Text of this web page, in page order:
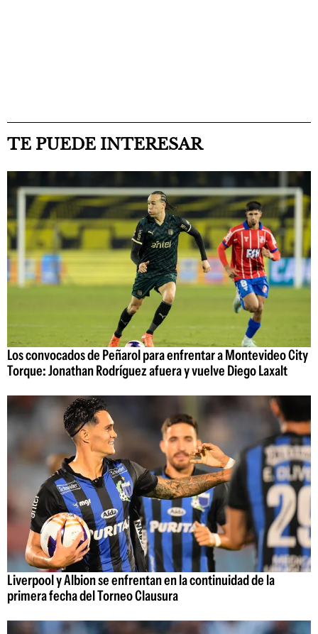
TE PUEDE INTERESAR
Los convocados de Peñarol para enfrentar a Montevideo City
Torque: Jonathan Rodríguez afuera y vuelve Diego Laxalt
Liverpool y Albion se enfrentan en la continuidad de la
primera fecha del Torneo Clausura